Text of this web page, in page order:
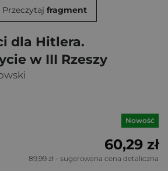
dla Hitlera.
w III Rzeszy
Przeczytaj fragment
Nowość
60,29 zł
89,99 zł - sugerowana cena detaliczna